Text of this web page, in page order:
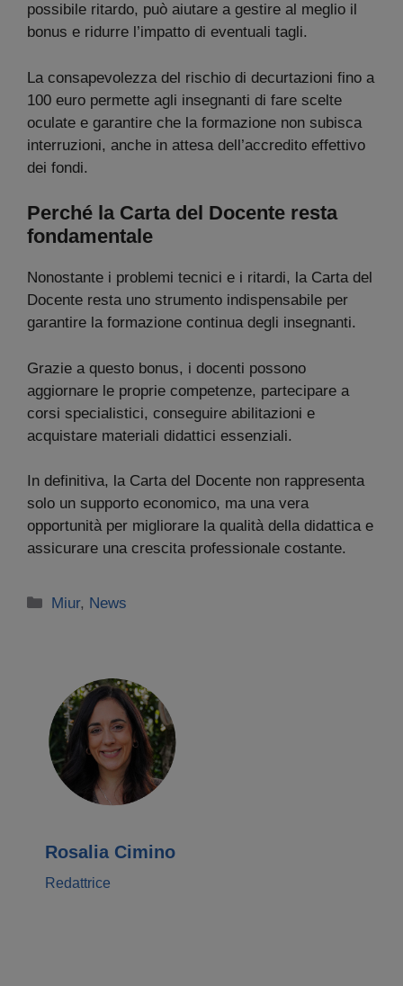
possibile ritardo, può aiutare a gestire al meglio il
bonus e ridurre l’impatto di eventuali tagli.
La consapevolezza del rischio di decurtazioni fino a
100 euro permette agli insegnanti di fare scelte
oculate e garantire che la formazione non subisca
interruzioni, anche in attesa dell’accredito effettivo
dei fondi.
Perché la Carta del Docente resta
fondamentale
Nonostante i problemi tecnici e i ritardi, la Carta del
Docente resta uno strumento indispensabile per
garantire la formazione continua degli insegnanti.
Grazie a questo bonus, i docenti possono
aggiornare le proprie competenze, partecipare a
corsi specialistici, conseguire abilitazioni e
acquistare materiali didattici essenziali.
In definitiva, la Carta del Docente non rappresenta
solo un supporto economico, ma una vera
opportunità per migliorare la qualità della didattica e
assicurare una crescita professionale costante.
Categorie
Miur, News
Rosalia Cimino
Redattrice